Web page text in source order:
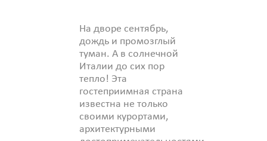
На дворе сентябрь,
дождь и промозглый
туман. А в солнечной
Италии до сих пор
тепло! Эта
гостеприимная страна
известна не только
своими курортами,
архитектурными